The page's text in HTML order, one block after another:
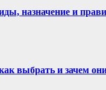
назначение и
выбрать и зачем